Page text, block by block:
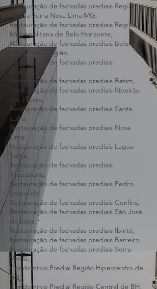
Restauração de fachadas prediais Região
Venda Nova BH,
Restauração de fachadas prediais Região
Vila da Serra Nova Lima MG,
Restauração de fachadas prediais Região
Metropolitana de Belo Horizonte,
Restauração de fachadas prediais Belo
Horizonte e região,
Restauração de fachadas prediais
Contagem,
Restauração de fachadas prediais Betim,
Restauração de fachadas prediais Ribeirão
das Neves,
Restauração de fachadas prediais Santa
Luzia,
Restauração de fachadas prediais Nova
Lima,
Restauração de fachadas prediais Lagoa
Santa,
Restauração de fachadas prediais
Vespasiano,
Restauração de fachadas prediais Pedro
Leopoldo,
Restauração de fachadas prediais Confins,
Restauração de fachadas prediais São José
da Lapa,
Restauração de fachadas prediais Ibirité,
Restauração de fachadas prediais Barreiro,
Restauração de fachadas prediais Serra
Verde,